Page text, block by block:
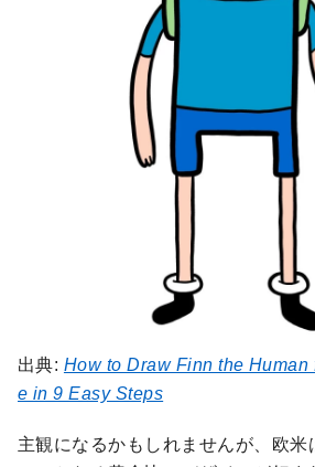
出典: How to Draw Finn the Human
e in 9 Easy Steps
主観になるかもしれませんが、欧米